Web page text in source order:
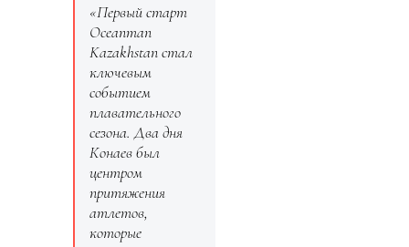
«Первый старт
Oceanman
Kazakhstan стал
ключевым
событием
плавательного
сезона. Два дня
Конаев был
центром
притяжения
атлетов,
которые